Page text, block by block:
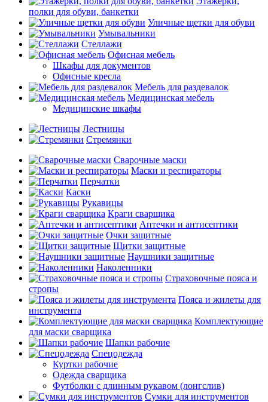
полки для обуви, банкетки
Уличные щетки для обуви
Умывальники
Стеллажи
Офисная мебель
Шкафы для документов
Офисные кресла
Мебель для раздевалок
Медицинская мебель
Медицинские шкафы
Лестницы
Стремянки
Сварочные маски
Маски и респираторы
Перчатки
Каски
Рукавицы
Краги сварщика
Аптечки и антисептики
Очки защитные
Щитки защитные
Наушники защитные
Наколенники
Страховочные пояса и
стропы
Пояса и жилеты для
инструмента
Комплектующие
для маски сварщика
Шапки рабочие
Спецодежда
Куртки рабочие
Одежда сварщика
Футболки с длинным рукавом (лонгслив)
Сумки для инструментов